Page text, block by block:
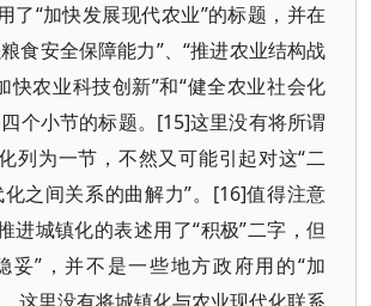
了“加快发展现代农业”的标题，并在
食安全保障能力”、“推进农业结构战
快农业科技创新”和“健全农业社会化
个小节的标题。[15]这里没有将所谓
列为一节，不然又可能引起对这“二
之间关系的曲解力”。[16]值得注意
进城镇化的表述用了“积极”二字，但
妥”，并不是一些地方政府用的“加